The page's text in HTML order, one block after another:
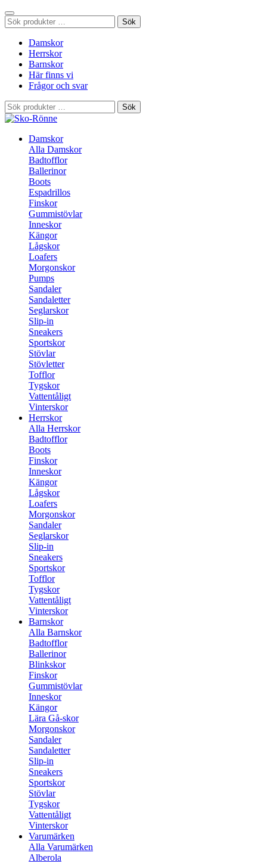
Sök
efter:
Sök
Damskor
Herrskor
Barnskor
Här finns vi
Frågor och svar
Sök
efter:
Sök
Damskor
Alla Damskor
Badtofflor
Ballerinor
Boots
Espadrillos
Finskor
Gummistövlar
Inneskor
Kängor
Lågskor
Loafers
Morgonskor
Pumps
Sandaler
Sandaletter
Seglarskor
Slip-in
Sneakers
Sportskor
Stövlar
Stövletter
Tofflor
Tygskor
Vattentåligt
Vinterskor
Herrskor
Alla Herrskor
Badtofflor
Boots
Finskor
Inneskor
Kängor
Lågskor
Loafers
Morgonskor
Sandaler
Seglarskor
Slip-in
Sneakers
Sportskor
Tofflor
Tygskor
Vattentåligt
Vinterskor
Barnskor
Alla Barnskor
Badtofflor
Ballerinor
Blinkskor
Finskor
Gummistövlar
Inneskor
Kängor
Lära Gå-skor
Morgonskor
Sandaler
Sandaletter
Slip-in
Sneakers
Sportskor
Stövlar
Tygskor
Vattentåligt
Vinterskor
Varumärken
Alla Varumärken
Alberola